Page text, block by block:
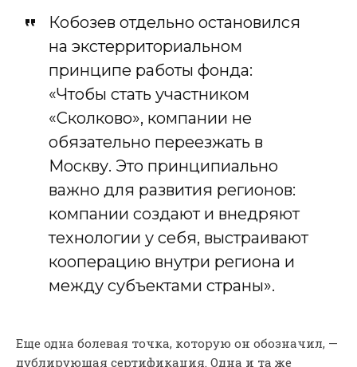
Кобозев отдельно остановился
на экстерриториальном
принципе работы фонда:
«Чтобы стать участником
«Сколково», компании не
обязательно переезжать в
Москву. Это принципиально
важно для развития регионов:
компании создают и внедряют
технологии у себя, выстраивают
кооперацию внутри региона и
между субъектами страны».
Еще одна болевая точка, которую он обозначил, —
дублирующая сертификация. Одна и та же